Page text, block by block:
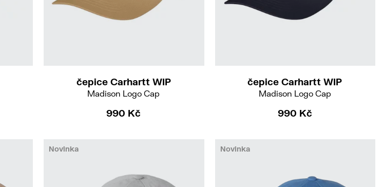
čepice Carhartt WIP
Madison Logo Cap
990 Kč
čepice Carhartt WIP
Madison Logo Cap
990 Kč
Novinka Novinka